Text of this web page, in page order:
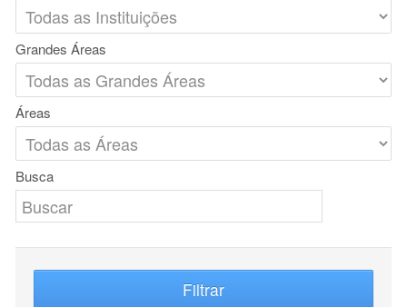
Grandes Áreas
Áreas
Busca
Filtrar